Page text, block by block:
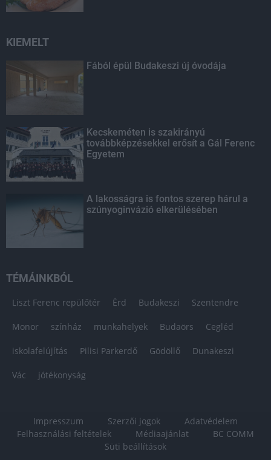
KIEMELT
Fából épül Budakeszi új óvodája
Kecskeméten is szakirányú
továbbképzésekkel erősít a Gál Ferenc
Egyetem
A lakosságra is fontos szerep hárul a
szúnyoginvázió elkerülésében
TÉMÁINKBÓL
Liszt Ferenc repülőtér Érd Budakeszi Szentendre
Monor színház munkahelyek Budaörs Cegléd
iskolafelújítás Pilisi Parkerdő Gödöllő Dunakeszi
Vác jótékonyság
Impresszum Szerzői jogok
Adatvédelem
Felhasználási feltételek
Médiaajánlat
BC COMM
Süti beállítások